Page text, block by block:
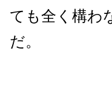
ても全く構わ
だ。